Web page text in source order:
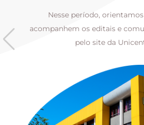
Nesse período,
acompanhem os editais e
pelo site da